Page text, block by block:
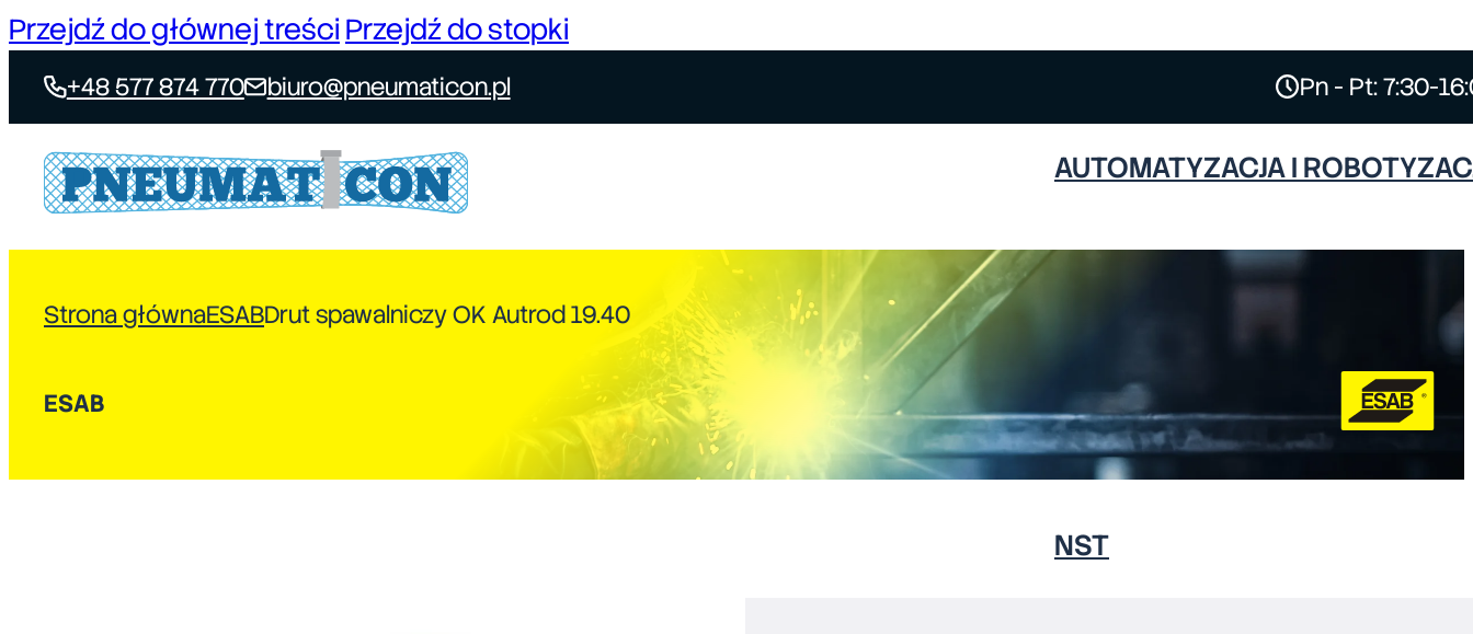
Przejdź do głównej treści Przejdź do stopki
+48 577 874 770 biuro@pneumaticon.pl Pn - Pt: 7:30-
AUTOMATYZACJA I
HYPERTHERM
NST
Strona głównaESABDrut spawalniczy OK Autrod 19.40
ESAB